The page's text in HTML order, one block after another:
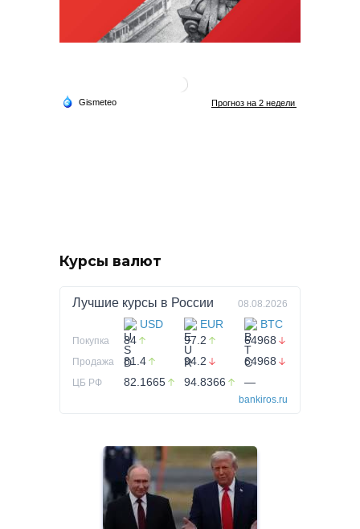
Курсы валют
Лучшие курсы в России 08.08.2026
USD EUR BTC
Покупка 84 97.2 64968
Продажа 81.4 94.2 64968
ЦБ РФ 82.1665 94.8366 —
bankiros.ru